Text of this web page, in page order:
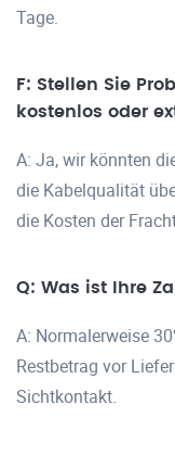
Tage.
F: Stellen Sie
kostenlos oder
A: Ja, wir könnten
die Kabelqualität
die Kosten der
Q: Was ist Ihre
A: Normalerweise
Restbetrag vor
Sichtkontakt.